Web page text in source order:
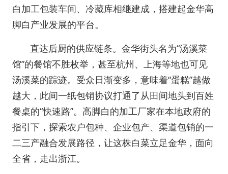
白加工包装车间、冷藏库相继建成，搭建起金华高
脚白产业发展的平台。
直达后厨的供应链条。金华街头名为“汤溪菜
馆”的餐馆不胜枚举，甚至杭州、上海等地也可见
汤溪菜的踪迹。受众日渐变多，意味着“蛋糕”越做
越大，此间一纸包销协议打通了从田间地头到百姓
餐桌的“快速路”。高脚白的加工厂家在本地政府的
指引下，探索农户包种、企业包产、渠道包销的一
二三产融合发展路径，让这株白菜立足金华，面向
全省，走出浙江。